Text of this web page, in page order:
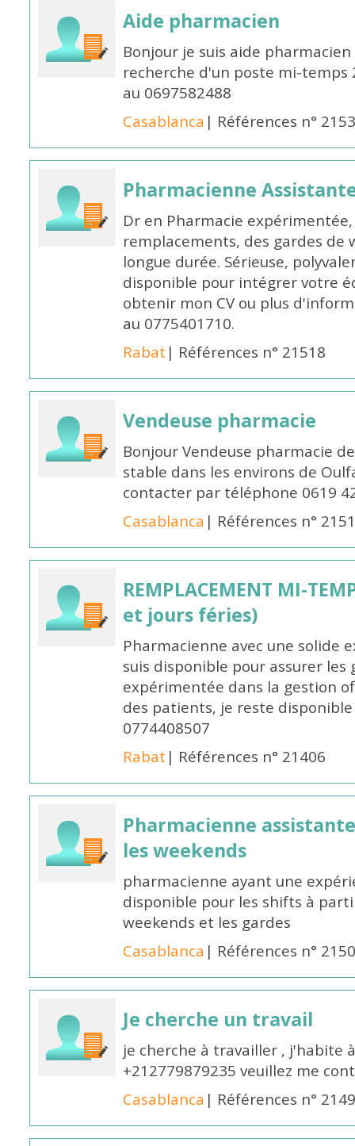
Aide pharmacien
Bonjour je suis aide
recherche d'un poste mi-temps
au 0697582488
Casablanca | Références n°
Pharmacienne
Dr en Pharmacie
remplacements, des gardes de
longue durée. Sérieuse,
disponible pour intégrer votre
obtenir mon CV ou plus
au 0775401710.
Rabat | Références n° 21518
Vendeuse pharmacie
Bonjour Vendeuse pharmacie
stable dans les environs de
contacter par téléphone 0619
Casablanca | Références n°
REMPLACEMENT MI-
et jours féries)
Pharmacienne avec une solide
suis disponible pour assurer les
expérimentée dans la gestion
des patients, je reste
0774408507
Rabat | Références n° 21406
Pharmacienne
les weekends
pharmacienne ayant une
disponible pour les shifts à
weekends et les gardes
Casablanca | Références n°
Je cherche un travail
je cherche à travailler , j'habite
+212779879235 veuillez me
Casablanca | Références n°